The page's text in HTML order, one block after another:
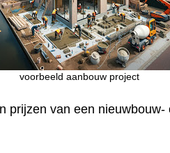
voorbeeld aanbouw project
prijzen van een